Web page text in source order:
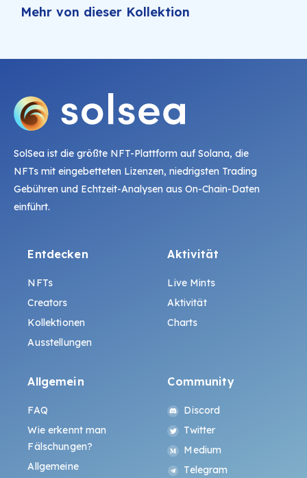
Mehr von dieser Kollektion
SolSea ist die größte NFT-Plattform auf Solana, die
NFTs mit eingebetteten Lizenzen, niedrigsten Trading
Gebühren und Echtzeit-Analysen aus On-Chain-Daten
einführt.
Entdecken
NFTs
Creators
Kollektionen
Ausstellungen
Aktivität
Live Mints
Aktivität
Charts
Allgemein
FAQ
Wie erkennt man
Fälschungen?
Allgemeine
Community
Discord
Twitter
Medium
Telegram